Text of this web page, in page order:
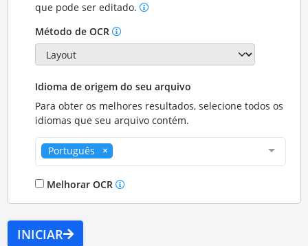
que pode ser editado.
Método de OCR
Idioma de origem do seu arquivo
Para obter os melhores resultados, selecione todos os
idiomas que seu arquivo contém.
Português
Melhorar OCR
INICIAR